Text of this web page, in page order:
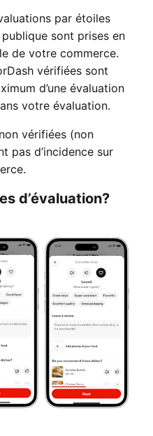
par étoiles
sont prises en
de votre commerce.
vérifiées sont
d’une évaluation
votre évaluation.
vérifiées (non
pas d’incidence sur
d’évaluation?